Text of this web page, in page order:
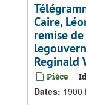
Caire,
remise
Reginald
Pièce
Dates: 1900